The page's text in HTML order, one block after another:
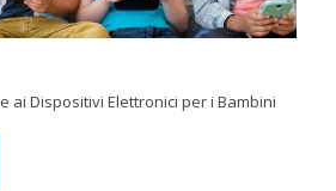
ai Dispositivi Elettronici per i Bambini